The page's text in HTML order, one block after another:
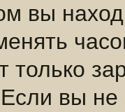
вы
только
вы